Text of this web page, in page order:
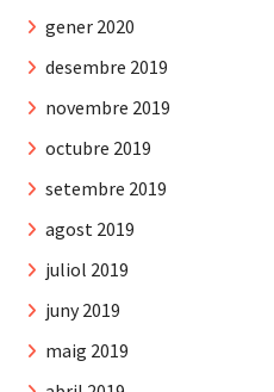
gener 2020
desembre 2019
novembre 2019
octubre 2019
setembre 2019
agost 2019
juliol 2019
juny 2019
maig 2019